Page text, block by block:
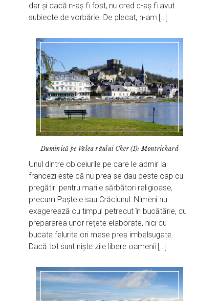
dar și dacă n-aș fi fost, nu cred c-aș fi avut
subiecte de vorbărie. De plecat, n-am […]
Duminică pe Valea râului Cher (I): Montrichard
Unul dintre obiceiurile pe care le admir la
francezi este că nu prea se dau peste cap cu
pregătiri pentru marile sărbători religioase,
precum Paștele sau Crăciunul. Nimeni nu
exagerează cu timpul petrecut în bucătărie, cu
prepararea unor rețete elaborate, nici cu
bucate felurite ori mese prea imbelsugate.
Dacă tot sunt niște zile libere oamenii […]